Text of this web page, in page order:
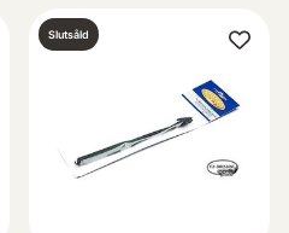
Slutsåld